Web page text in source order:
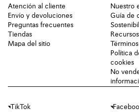
Atención al cliente
Envío y devoluciones
Preguntas frecuentes
Tiendas
Mapa del sitio
Nuestro
Guía de
Política
cookies
No
TikTok